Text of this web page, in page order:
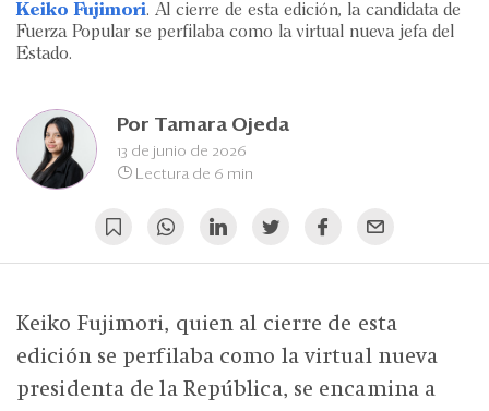
Keiko Fujimori. Al cierre de esta edición, la candidata de
Fuerza Popular se perfilaba como la virtual nueva jefa del
Estado.
Por Tamara Ojeda
13 de junio de 2026
Lectura de 6 min
Keiko Fujimori, quien al cierre de esta
edición se perfilaba como la virtual nueva
presidenta de la República, se encamina a